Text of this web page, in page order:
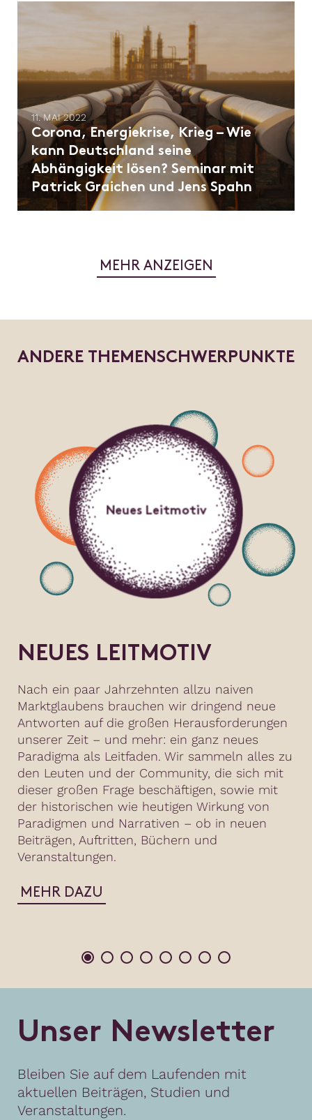
11. MAI 2022
Corona, Energiekrise, Krieg – Wie
kann Deutschland seine
Abhängigkeit lösen? Seminar mit
Patrick Graichen und Jens Spahn
MEHR ANZEIGEN
ANDERE THEMENSCHWERPUNKTE
Neues Leitmotiv
NEUES LEITMOTIV
Nach ein paar Jahrzehnten allzu naiven
Marktglaubens brauchen wir dringend neue
Antworten auf die großen Herausforderungen
unserer Zeit – und mehr: ein ganz neues
Paradigma als Leitfaden. Wir sammeln alles zu
den Leuten und der Community, die sich mit
dieser großen Frage beschäftigen, sowie mit
der historischen wie heutigen Wirkung von
Paradigmen und Narrativen – ob in neuen
Beiträgen, Auftritten, Büchern und
Veranstaltungen.
MEHR DAZU
Unser Newsletter
Bleiben Sie auf dem Laufenden mit
aktuellen Beiträgen, Studien und
Veranstaltungen.